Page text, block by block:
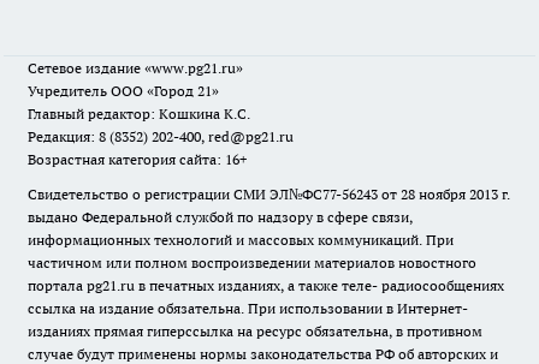
Сетевое издание «www.pg21.ru»
Учредитель ООО «Город 21»
Главный редактор: Кошкина К.С.
Редакция: 8 (8352) 202-400, red@pg21.ru
Возрастная категория сайта: 16+
Свидетельство о регистрации СМИ ЭЛ№ФС77-56243 от 28 ноября 2013 г.
выдано Федеральной службой по надзору в сфере связи,
информационных технологий и массовых коммуникаций. При
частичном или полном воспроизведении материалов новостного
портала pg21.ru в печатных изданиях, а также теле- радиосообщениях
ссылка на издание обязательна. При использовании в Интернет-
изданиях прямая гиперссылка на ресурс обязательна, в противном
случае будут применены нормы законодательства РФ об авторских и